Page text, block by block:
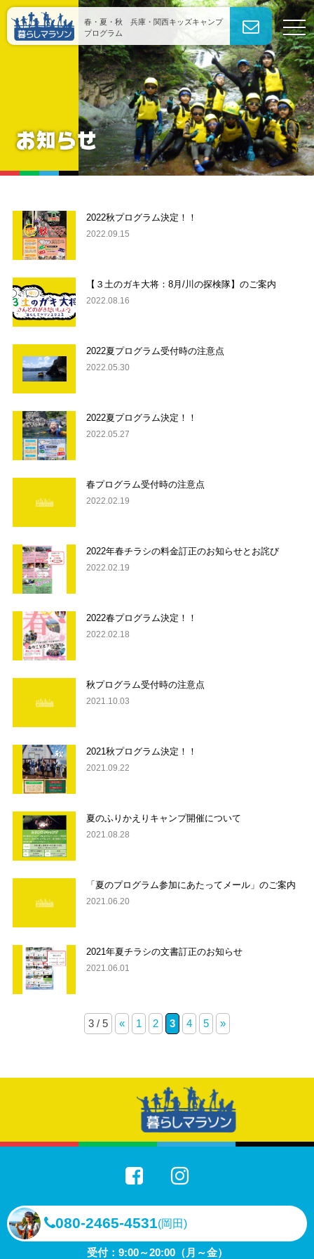
春・夏・秋 兵庫・関西キッズキャンプ
プログラム
お知らせ
2022秋プログラム決定！！
2022.09.15
【３土のガキ大将：8月/川の探検隊】のご案内
2022.08.16
2022夏プログラム受付時の注意点
2022.05.30
2022夏プログラム決定！！
2022.05.27
春プログラム受付時の注意点
2022.02.19
2022年春チラシの料金訂正のお知らせとお詫び
2022.02.19
2022春プログラム決定！！
2022.02.18
秋プログラム受付時の注意点
2021.10.03
2021秋プログラム決定！！
2021.09.22
夏のふりかえりキャンプ開催について
2021.08.28
「夏のプログラム参加にあたってメール」のご案内
2021.06.20
2021年夏チラシの文書訂正のお知らせ
2021.06.01
3 / 5 « 1 2 3 4 5 »
080-2465-4531(岡田)
受付：9:00～20:00（月～金）